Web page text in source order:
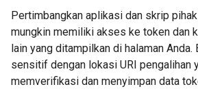
Pertimbangkan aplikasi dan skrip
mungkin memiliki akses ke token dan
lain yang ditampilkan di halaman
sensitif dengan lokasi URI pengalihan
memverifikasi dan menyimpan data